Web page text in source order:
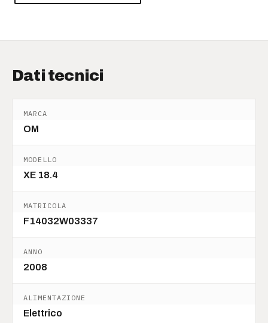
Dati tecnici
MARCA
OM
MODELLO
XE 18.4
MATRICOLA
F14032W03337
ANNO
2008
ALIMENTAZIONE
Elettrico